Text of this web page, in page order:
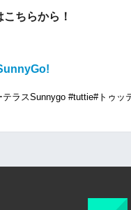
ちらから！
ラスSunnygo #tuttie#トゥッ